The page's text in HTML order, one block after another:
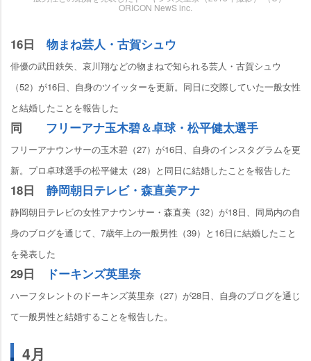
ORICON NewS inc.
16日 物まね芸人・古賀シュウ
俳優の武田鉄矢、哀川翔などの物まねで知られる芸人・古賀シュウ
（52）が16日、自身のツイッターを更新。同日に交際していた一般女性
と結婚したことを報告した
同 フリーアナ玉木碧＆卓球・松平健太選手
フリーアナウンサーの玉木碧（27）が16日、自身のインスタグラムを更
新。プロ卓球選手の松平健太（28）と同日に結婚したことを報告した
18日 静岡朝日テレビ・森直美アナ
静岡朝日テレビの女性アナウンサー・森直美（32）が18日、同局内の自
身のブログを通じて、7歳年上の一般男性（39）と16日に結婚したこと
を発表した
29日 ドーキンズ英里奈
ハーフタレントのドーキンズ英里奈（27）が28日、自身のブログを通じ
て一般男性と結婚することを報告した。
4月